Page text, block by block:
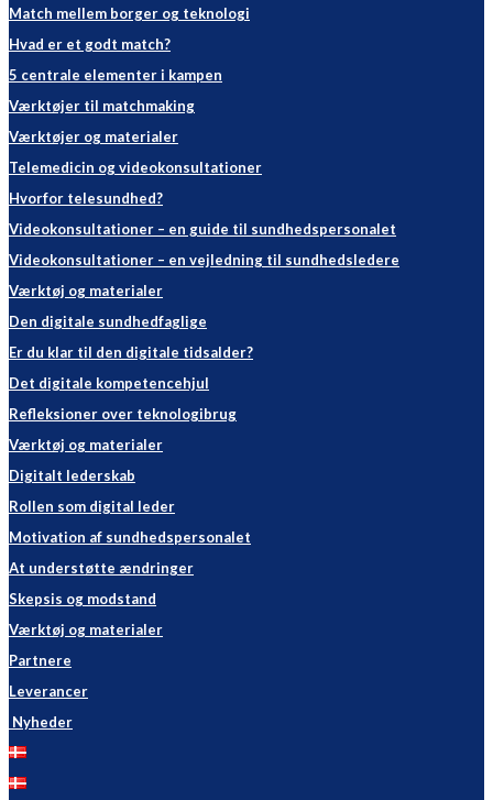
Match mellem borger og teknologi
Hvad er et godt match?
5 centrale elementer i kampen
Værktøjer til matchmaking
Værktøjer og materialer
Telemedicin og videokonsultationer
Hvorfor telesundhed?
Videokonsultationer – en guide til sundhedspersonalet
Videokonsultationer – en vejledning til sundhedsledere
Værktøj og materialer
Den digitale sundhedfaglige
Er du klar til den digitale tidsalder?
Det digitale kompetencehjul
Refleksioner over teknologibrug
Værktøj og materialer
Digitalt lederskab
Rollen som digital leder
Motivation af sundhedspersonalet
At understøtte ændringer
Skepsis og modstand
Værktøj og materialer
Partnere
Leverancer
Nyheder